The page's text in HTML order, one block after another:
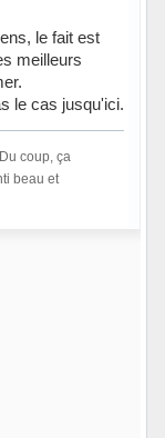
le fait est
meilleurs
le cas jusqu'ici.
coup, ça
beau et